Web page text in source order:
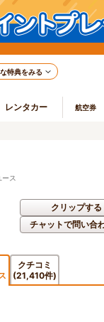
特典をみる
レンタカー 航空券
ス
クリップする
チャットで問い合
クチコミ
(21,410件)